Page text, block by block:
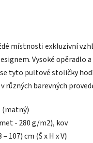
místnosti exkluzivní
Vysoké opěradlo
tyto pultové stoličky
různých barevných
(matný)
- 280 g/m2), kov
107) cm (Š x H x V)